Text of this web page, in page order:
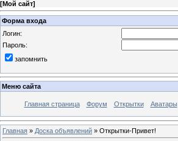
[Мой сайт]
Форма входа
Логин:
Пароль:
запомнить
Меню сайта
Главная страница Форум Открытки Аватары
Главная » Доска объявлений » Открытки-Привет!